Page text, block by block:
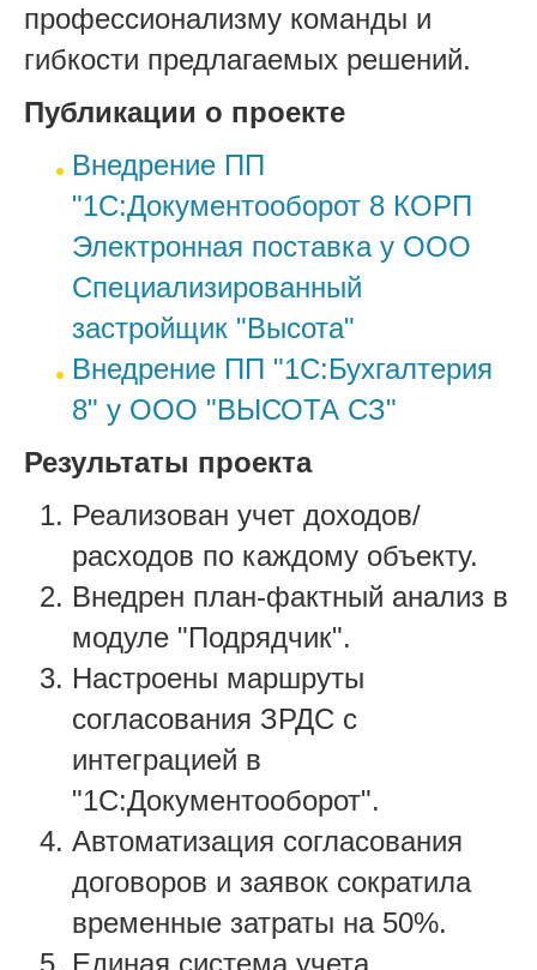
профессионализму команды и
гибкости предлагаемых решений.
Публикации о проекте
Внедрение ПП
"1С:Документооборот 8 КОРП
Электронная поставка у ООО
Специализированный
застройщик "Высота"
Внедрение ПП "1С:Бухгалтерия
8" у ООО "ВЫСОТА СЗ"
Результаты проекта
Реализован учет доходов/
расходов по каждому объекту.
Внедрен план-фактный анализ в
модуле "Подрядчик".
Настроены маршруты
согласования ЗРДС с
интеграцией в
"1С:Документооборот".
Автоматизация согласования
договоров и заявок сократила
временные затраты на 50%.
Единая система учета